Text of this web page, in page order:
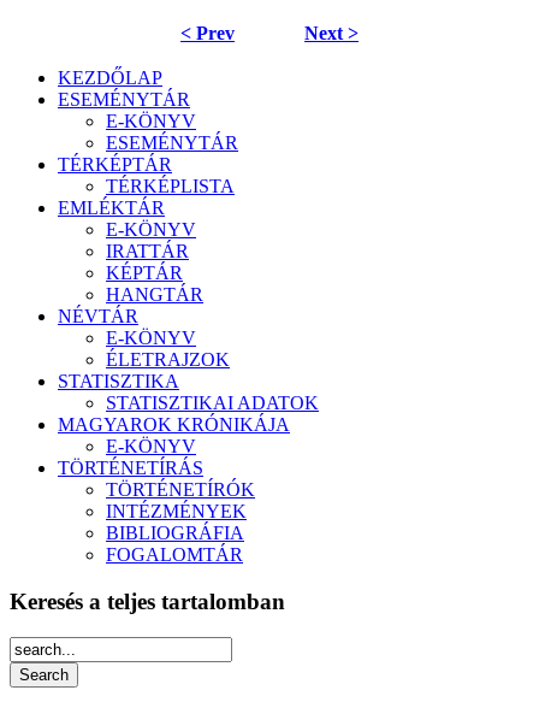
< Prev Next >
KEZDŐLAP
ESEMÉNYTÁR
E-KÖNYV
ESEMÉNYTÁR
TÉRKÉPTÁR
TÉRKÉPLISTA
EMLÉKTÁR
E-KÖNYV
IRATTÁR
KÉPTÁR
HANGTÁR
NÉVTÁR
E-KÖNYV
ÉLETRAJZOK
STATISZTIKA
STATISZTIKAI ADATOK
MAGYAROK KRÓNIKÁJA
E-KÖNYV
TÖRTÉNETÍRÁS
TÖRTÉNETÍRÓK
INTÉZMÉNYEK
BIBLIOGRÁFIA
FOGALOMTÁR
Keresés a teljes tartalomban